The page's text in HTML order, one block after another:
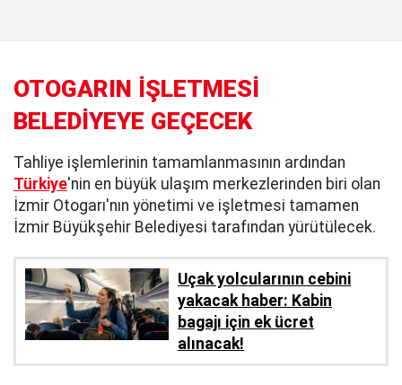
OTOGARIN İŞLETMESİ
BELEDİYEYE GEÇECEK
Tahliye işlemlerinin tamamlanmasının ardından
Türkiye'nin en büyük ulaşım merkezlerinden biri olan
İzmir Otogarı'nın yönetimi ve işletmesi tamamen
İzmir Büyükşehir Belediyesi tarafından yürütülecek.
Uçak yolcularının cebini
yakacak haber: Kabin
bagajı için ek ücret
alınacak!